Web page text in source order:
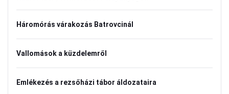
Háromórás várakozás Batrovcinál
Vallomások a küzdelemről
Emlékezés a rezsőházi tábor áldozataira